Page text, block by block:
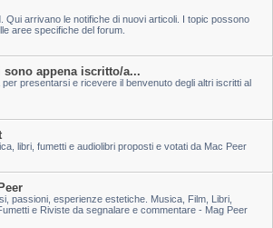
Qui arrivano le notifiche di nuovi articoli. I topic possono
aree specifiche del forum.
appena iscritto/a...
presentarsi e ricevere il benvenuto degli altri iscritti al
libri, fumetti e audiolibri proposti e votati da Mac Peer
passioni, esperienze estetiche. Musica, Film, Libri,
e Riviste da segnalare e commentare - Mag Peer